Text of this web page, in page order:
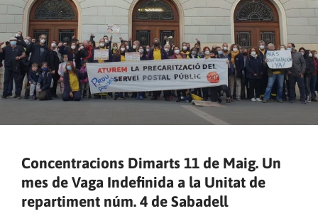
Concentracions Dimarts 11 de Maig. Un
mes de Vaga Indefinida a la Unitat de
repartiment núm. 4 de Sabadell